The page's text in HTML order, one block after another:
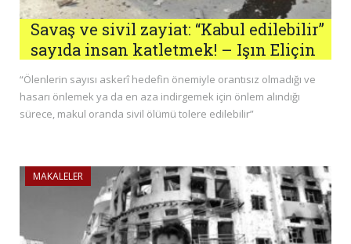
Savaş ve sivil zayiat: “Kabul edilebilir”
sayıda insan katletmek! – Işın Eliçin
“Ölenlerin sayısı askerî hedefin önemiyle orantısız olmadığı ve
hasarı önlemek ya da en aza indirgemek için önlem alındığı
sürece, makul oranda sivil ölümü tolere edilebilir”
MAKALELER